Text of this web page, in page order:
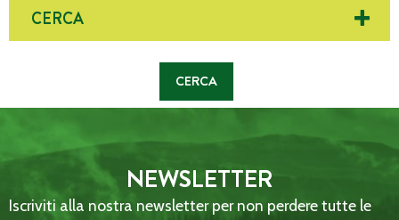
CERCA
NEWSLETTER
Iscriviti alla nostra newsletter per non perdere tutte le